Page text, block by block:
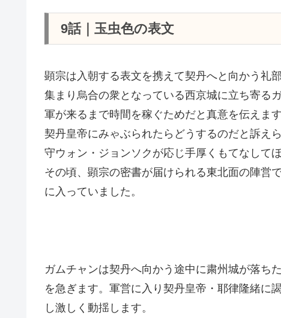
9話｜玉虫色の表文
顕宗は入朝する表文を携えて契丹へと向かう礼
集まり烏合の衆となっている西京城に立ち寄る
軍が来るまで時間を稼ぐためだと真意を伝えます
契丹皇帝にみゃぶられたらどうするのだと訴え
守ウォン・ジョンソクが応じ手厚くもてなして
その頃、顕宗の密書が届けられる東北面の陣営
に入っていました。
ガムチャンは契丹へ向かう途中に粛州城が落ち
を急ぎます。軍営に入り契丹皇帝・耶律隆緒に
し激しく動揺します。